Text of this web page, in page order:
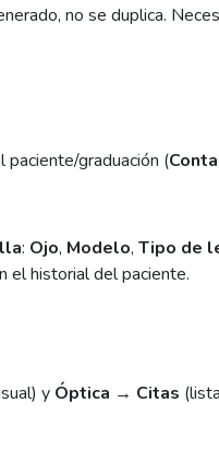
no se duplica.
paciente/graduación (
: Ojo, Modelo, Tipo de
el historial del paciente.
y Óptica → Citas